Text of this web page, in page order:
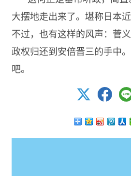
大摆地走出来了。堪称日本近
不过，也有这样的风声：菅
政权归还到安倍晋三的手中
吧。